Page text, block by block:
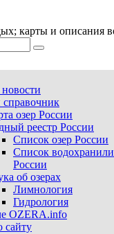
карты и описания
озер России
реестр России
Список озер России
Список
России
об озерах
Лимнология
Гидрология
OZERA.info
сайту